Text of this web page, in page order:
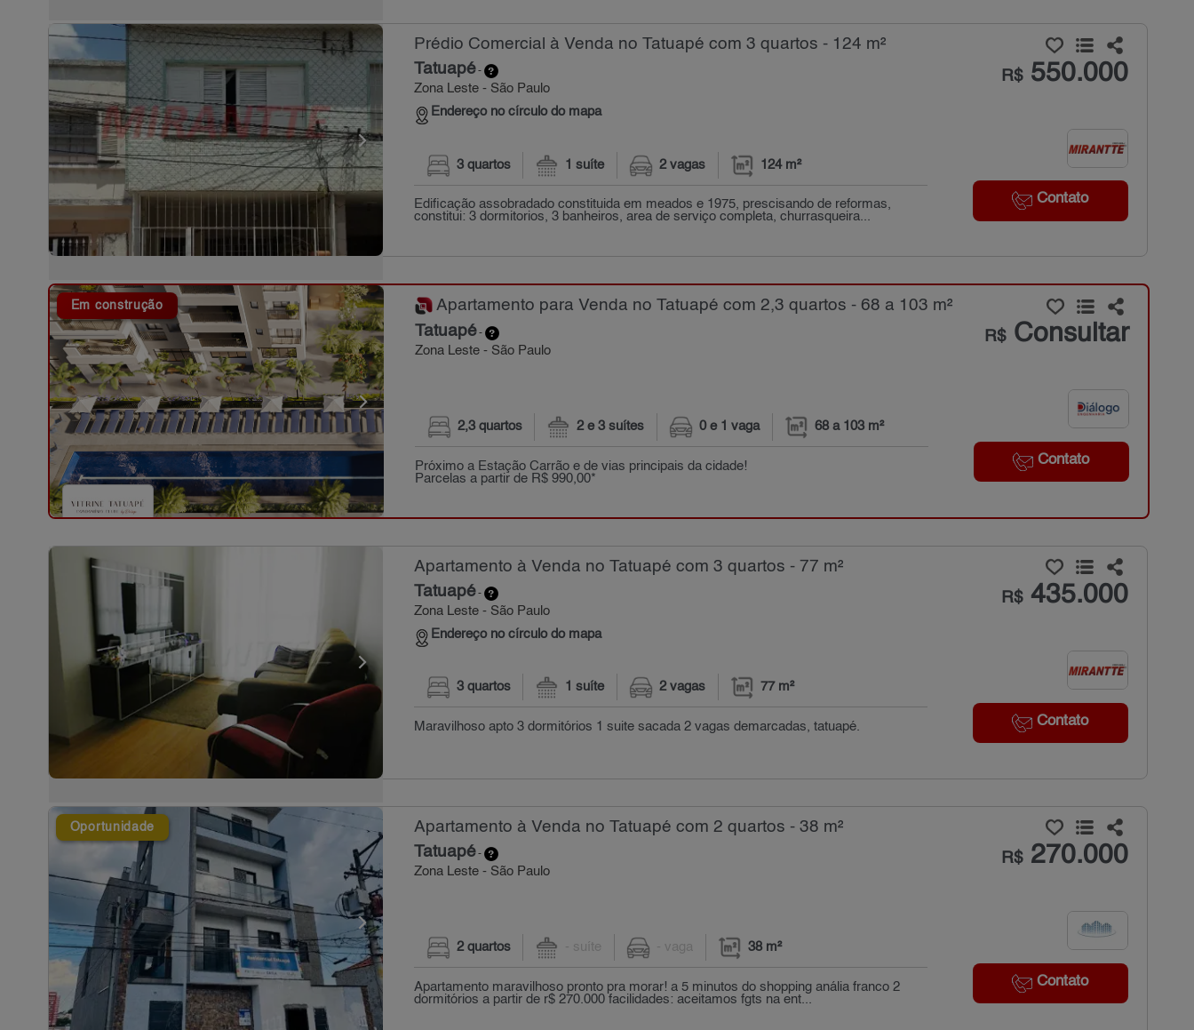
Prédio Comercial à Venda no Tatuapé com 3 quartos - 124 m²
Tatuapé-
Zona Leste - São Paulo
Endereço no círculo do mapa
R$550.000
Contato
3 quartos 1 suíte 2 vagas 124 m²
Edificação assobradado constituida em meados e 1975, prescisando de reformas,
constitui: 3 dormitorios, 3 banheiros, area de serviço completa, churrasqueira...
Em construção Apartamento para Venda no Tatuapé com 2,3 quartos - 68 a 103 m²
Tatuapé-
Zona Leste - São Paulo
R$Consultar
Contato
2,3 quartos 2 e 3 suítes 0 e 1 vaga 68 a 103 m²
Próximo a Estação Carrão e de vias principais da cidade!
Parcelas a partir de R$ 990,00*
Apartamento à Venda no Tatuapé com 3 quartos - 77 m²
Tatuapé-
Zona Leste - São Paulo
Endereço no círculo do mapa
R$435.000
Contato
3 quartos 1 suíte 2 vagas 77 m²
Maravilhoso apto 3 dormitórios 1 suite sacada 2 vagas demarcadas, tatuapé.
Oportunidade Apartamento à Venda no Tatuapé com 2 quartos - 38 m²
Tatuapé-
Zona Leste - São Paulo
R$270.000
Contato
2 quartos - suíte - vaga 38 m²
Apartamento maravilhoso pronto pra morar! a 5 minutos do shopping anália franco 2
dormitórios a partir de r$ 270.000 facilidades: aceitamos fgts na ent...